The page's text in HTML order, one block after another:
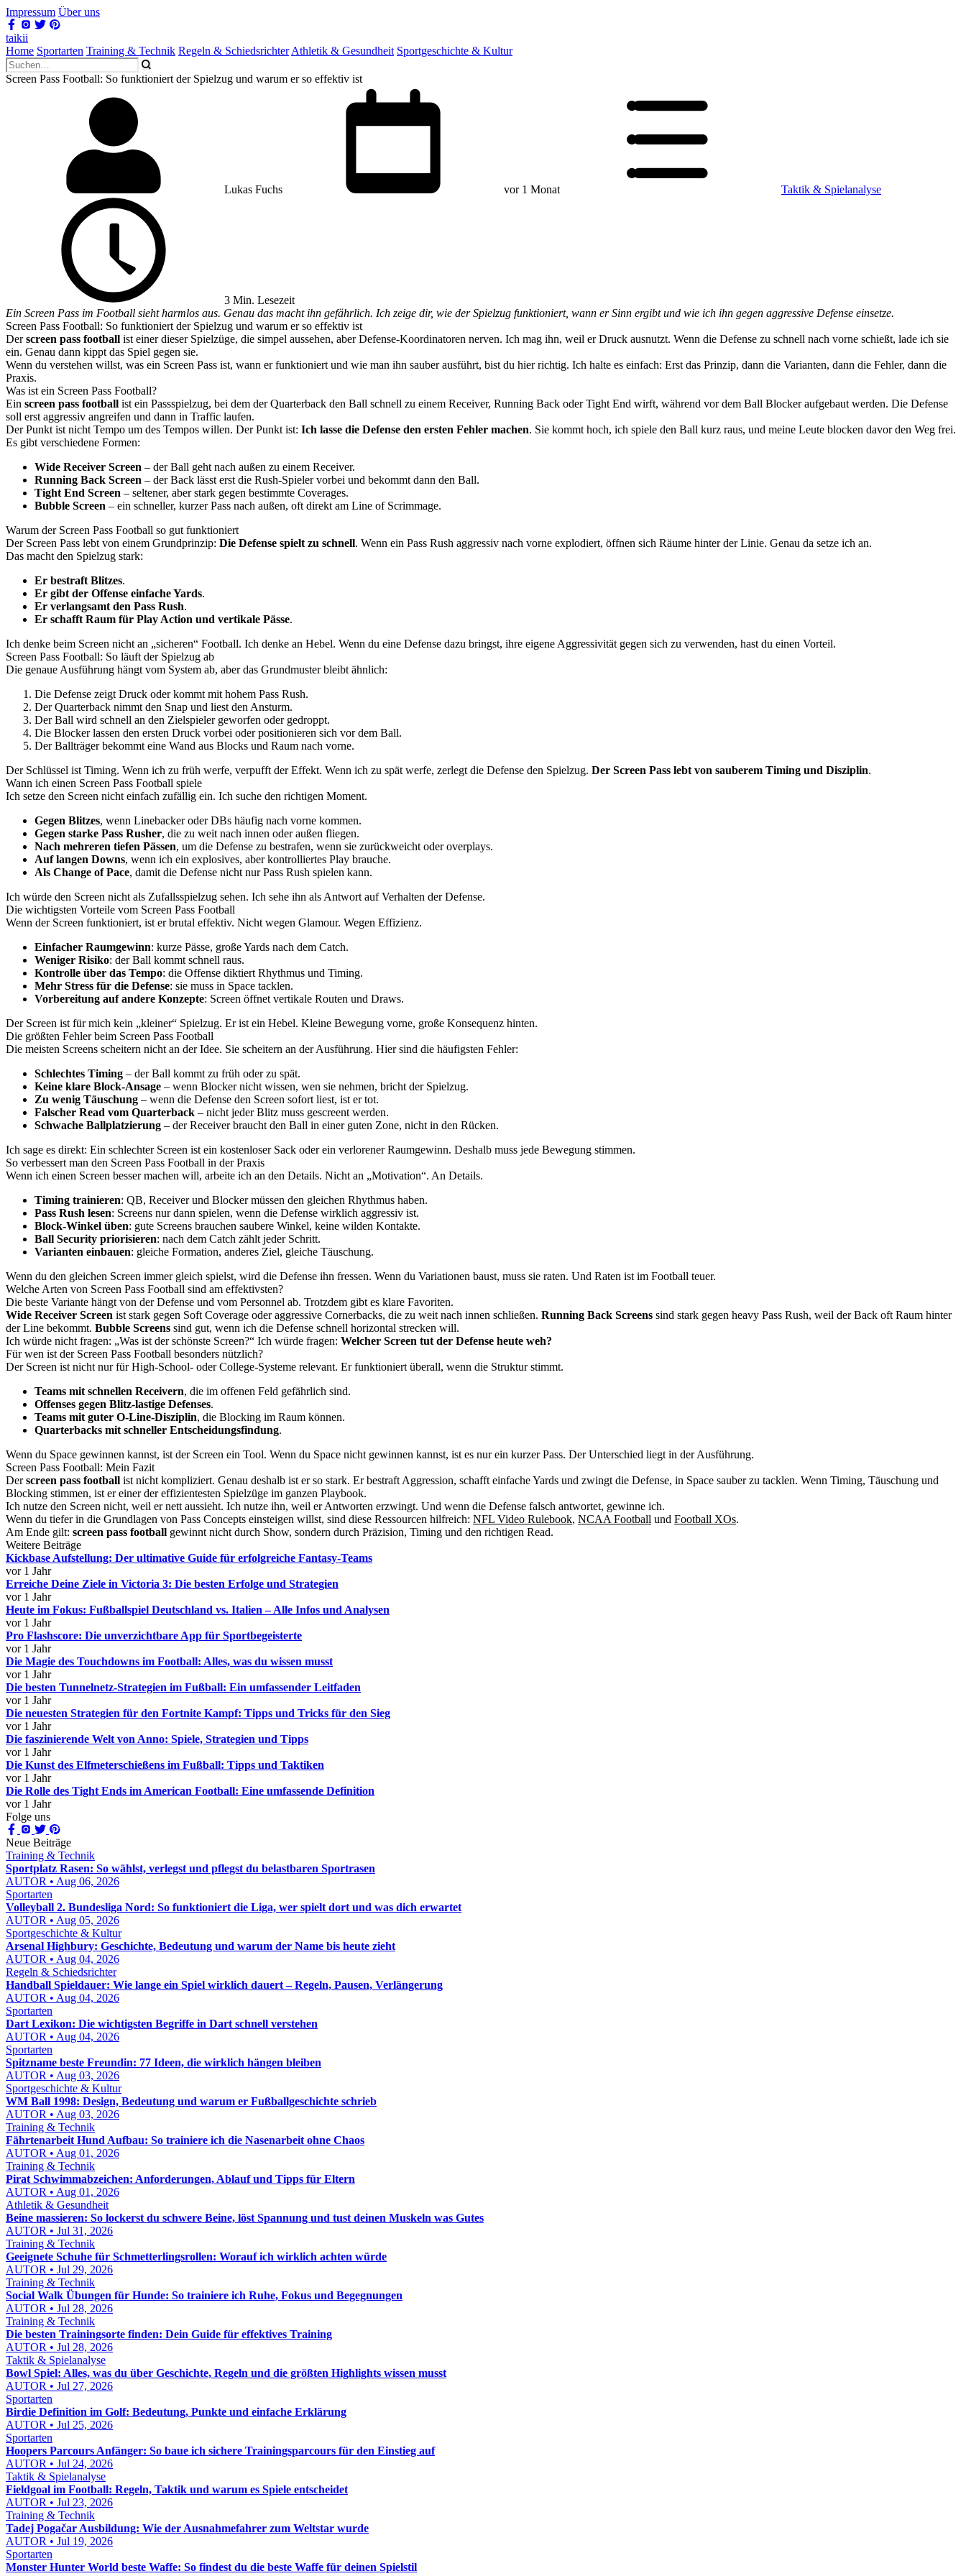
Impressum Über uns
taikii
Home Sportarten Training & Technik Regeln & Schiedsrichter Athletik & Gesundheit Sportgeschichte & Kultur
Screen Pass Football: So funktioniert der Spielzug und warum er so effektiv ist
Lukas Fuchs vor 1 Monat Taktik & Spielanalyse
3 Min. Lesezeit
Ein Screen Pass im Football sieht harmlos aus. Genau das macht ihn gefährlich. Ich zeige dir, wie der Spielzug funktioniert, wann er Sinn ergibt und wie ich ihn gegen aggressive Defense einsetze.
Screen Pass Football: So funktioniert der Spielzug und warum er so effektiv ist
Derscreen pass football ist einer dieser Spielzüge, die simpel aussehen, aber Defense-Koordinatoren nerven. Ich mag ihn, weil er Druck ausnutzt. Wenn die Defense zu schnell nach vorne schießt, lade ich sie
ein. Genau dann kippt das Spiel gegen sie.
Wenn du verstehen willst, was ein Screen Pass ist, wann er funktioniert und wie man ihn sauber ausführt, bist du hier richtig. Ich halte es einfach: Erst das Prinzip, dann die Varianten, dann die Fehler, dann die
Praxis.
Was ist ein Screen Pass Football?
Ein screen pass football ist ein Passspielzug, bei dem der Quarterback den Ball schnell zu einem Receiver, Running Back oder Tight End wirft, während vor dem Ball Blocker aufgebaut werden. Die Defense
soll erst aggressiv angreifen und dann in Traffic laufen.
Der Punkt ist nicht Tempo um des Tempos willen. Der Punkt ist: Ich lasse die Defense den ersten Fehler machen. Sie kommt hoch, ich spiele den Ball kurz raus, und meine Leute blocken davor den Weg frei.
Es gibt verschiedene Formen:
Wide Receiver Screen – der Ball geht nach außen zu einem Receiver.
Running Back Screen – der Back lässt erst die Rush-Spieler vorbei und bekommt dann den Ball.
Tight End Screen – seltener, aber stark gegen bestimmte Coverages.
Bubble Screen – ein schneller, kurzer Pass nach außen, oft direkt am Line of Scrimmage.
Warum der Screen Pass Football so gut funktioniert
Der Screen Pass lebt von einem Grundprinzip: Die Defense spielt zu schnell. Wenn ein Pass Rush aggressiv nach vorne explodiert, öffnen sich Räume hinter der Linie. Genau da setze ich an.
Das macht den Spielzug stark:
Er bestraft Blitzes.
Er gibt der Offense einfache Yards.
Er verlangsamt den Pass Rush.
Er schafft Raum für Play Action und vertikale Pässe.
Ich denke beim Screen nicht an „sicheren“ Football. Ich denke an Hebel. Wenn du eine Defense dazu bringst, ihre eigene Aggressivität gegen sich zu verwenden, hast du einen Vorteil.
Screen Pass Football: So läuft der Spielzug ab
Die genaue Ausführung hängt vom System ab, aber das Grundmuster bleibt ähnlich:
Die Defense zeigt Druck oder kommt mit hohem Pass Rush.
Der Quarterback nimmt den Snap und liest den Ansturm.
Der Ball wird schnell an den Zielspieler geworfen oder gedroppt.
Die Blocker lassen den ersten Druck vorbei oder positionieren sich vor dem Ball.
Der Ballträger bekommt eine Wand aus Blocks und Raum nach vorne.
Der Schlüssel ist Timing. Wenn ich zu früh werfe, verpufft der Effekt. Wenn ich zu spät werfe, zerlegt die Defense den Spielzug. Der Screen Pass lebt von sauberem Timing und Disziplin.
Wann ich einen Screen Pass Football spiele
Ich setze den Screen nicht einfach zufällig ein. Ich suche den richtigen Moment.
Gegen Blitzes, wenn Linebacker oder DBs häufig nach vorne kommen.
Gegen starke Pass Rusher, die zu weit nach innen oder außen fliegen.
Nach mehreren tiefen Pässen, um die Defense zu bestrafen, wenn sie zurückweicht oder overplays.
Auf langen Downs, wenn ich ein explosives, aber kontrolliertes Play brauche.
Als Change of Pace, damit die Defense nicht nur Pass Rush spielen kann.
Ich würde den Screen nicht als Zufallsspielzug sehen. Ich sehe ihn als Antwort auf Verhalten der Defense.
Die wichtigsten Vorteile vom Screen Pass Football
Wenn der Screen funktioniert, ist er brutal effektiv. Nicht wegen Glamour. Wegen Effizienz.
Einfacher Raumgewinn: kurze Pässe, große Yards nach dem Catch.
Weniger Risiko: der Ball kommt schnell raus.
Kontrolle über das Tempo: die Offense diktiert Rhythmus und Timing.
Mehr Stress für die Defense: sie muss in Space tacklen.
Vorbereitung auf andere Konzepte: Screen öffnet vertikale Routen und Draws.
Der Screen ist für mich kein „kleiner“ Spielzug. Er ist ein Hebel. Kleine Bewegung vorne, große Konsequenz hinten.
Die größten Fehler beim Screen Pass Football
Die meisten Screens scheitern nicht an der Idee. Sie scheitern an der Ausführung. Hier sind die häufigsten Fehler:
Schlechtes Timing – der Ball kommt zu früh oder zu spät.
Keine klare Block-Ansage – wenn Blocker nicht wissen, wen sie nehmen, bricht der Spielzug.
Zu wenig Täuschung – wenn die Defense den Screen sofort liest, ist er tot.
Falscher Read vom Quarterback – nicht jeder Blitz muss gescreent werden.
Schwache Ballplatzierung – der Receiver braucht den Ball in einer guten Zone, nicht in den Rücken.
Ich sage es direkt: Ein schlechter Screen ist ein kostenloser Sack oder ein verlorener Raumgewinn. Deshalb muss jede Bewegung stimmen.
So verbessert man den Screen Pass Football in der Praxis
Wenn ich einen Screen besser machen will, arbeite ich an den Details. Nicht an „Motivation“. An Details.
Timing trainieren: QB, Receiver und Blocker müssen den gleichen Rhythmus haben.
Pass Rush lesen: Screens nur dann spielen, wenn die Defense wirklich aggressiv ist.
Block-Winkel üben: gute Screens brauchen saubere Winkel, keine wilden Kontakte.
Ball Security priorisieren: nach dem Catch zählt jeder Schritt.
Varianten einbauen: gleiche Formation, anderes Ziel, gleiche Täuschung.
Wenn du den gleichen Screen immer gleich spielst, wird die Defense ihn fressen. Wenn du Variationen baust, muss sie raten. Und Raten ist im Football teuer.
Welche Arten von Screen Pass Football sind am effektivsten?
Die beste Variante hängt von der Defense und vom Personnel ab. Trotzdem gibt es klare Favoriten.
Wide Receiver Screen ist stark gegen Soft Coverage oder aggressive Cornerbacks, die zu weit nach innen schließen. Running Back Screens sind stark gegen heavy Pass Rush, weil der Back oft Raum hinter
der Line bekommt. Bubble Screens sind gut, wenn ich die Defense schnell horizontal strecken will.
Ich würde nicht fragen: „Was ist der schönste Screen?“ Ich würde fragen: Welcher Screen tut der Defense heute weh?
Für wen ist der Screen Pass Football besonders nützlich?
Der Screen ist nicht nur für High-School- oder College-Systeme relevant. Er funktioniert überall, wenn die Struktur stimmt.
Teams mit schnellen Receivern, die im offenen Feld gefährlich sind.
Offenses gegen Blitz-lastige Defenses.
Teams mit guter O-Line-Disziplin, die Blocking im Raum können.
Quarterbacks mit schneller Entscheidungsfindung.
Wenn du Space gewinnen kannst, ist der Screen ein Tool. Wenn du Space nicht gewinnen kannst, ist es nur ein kurzer Pass. Der Unterschied liegt in der Ausführung.
Screen Pass Football: Mein Fazit
Derscreen pass football ist nicht kompliziert. Genau deshalb ist er so stark. Er bestraft Aggression, schafft einfache Yards und zwingt die Defense, in Space sauber zu tacklen. Wenn Timing, Täuschung und
Blocking stimmen, ist er einer der effizientesten Spielzüge im ganzen Playbook.
Ich nutze den Screen nicht, weil er nett aussieht. Ich nutze ihn, weil er Antworten erzwingt. Und wenn die Defense falsch antwortet, gewinne ich.
Wenn du tiefer in die Grundlagen von Pass Concepts einsteigen willst, sind diese Ressourcen hilfreich: NFL Video Rulebook, NCAA Football und Football XOs.
Am Ende gilt: screen pass football gewinnt nicht durch Show, sondern durch Präzision, Timing und den richtigen Read.
Weitere Beiträge
Kickbase Aufstellung: Der ultimative Guide für erfolgreiche Fantasy-Teams
vor 1 Jahr
Erreiche Deine Ziele in Victoria 3: Die besten Erfolge und Strategien
vor 1 Jahr
Heute im Fokus: Fußballspiel Deutschland vs. Italien – Alle Infos und Analysen
vor 1 Jahr
Pro Flashscore: Die unverzichtbare App für Sportbegeisterte
vor 1 Jahr
Die Magie des Touchdowns im Football: Alles, was du wissen musst
vor 1 Jahr
Die besten Tunnelnetz-Strategien im Fußball: Ein umfassender Leitfaden
vor 1 Jahr
Die neuesten Strategien für den Fortnite Kampf: Tipps und Tricks für den Sieg
vor 1 Jahr
Die faszinierende Welt von Anno: Spiele, Strategien und Tipps
vor 1 Jahr
Die Kunst des Elfmeterschießens im Fußball: Tipps und Taktiken
vor 1 Jahr
Die Rolle des Tight Ends im American Football: Eine umfassende Definition
vor 1 Jahr
Folge uns
Neue Beiträge
Training & Technik
Sportplatz Rasen: So wählst, verlegst und pflegst du belastbaren Sportrasen
AUTOR • Aug 06, 2026
Sportarten
Volleyball 2. Bundesliga Nord: So funktioniert die Liga, wer spielt dort und was dich erwartet
AUTOR • Aug 05, 2026
Sportgeschichte & Kultur
Arsenal Highbury: Geschichte, Bedeutung und warum der Name bis heute zieht
AUTOR • Aug 04, 2026
Regeln & Schiedsrichter
Handball Spieldauer: Wie lange ein Spiel wirklich dauert – Regeln, Pausen, Verlängerung
AUTOR • Aug 04, 2026
Sportarten
Dart Lexikon: Die wichtigsten Begriffe in Dart schnell verstehen
AUTOR • Aug 04, 2026
Sportarten
Spitzname beste Freundin: 77 Ideen, die wirklich hängen bleiben
AUTOR • Aug 03, 2026
Sportgeschichte & Kultur
WM Ball 1998: Design, Bedeutung und warum er Fußballgeschichte schrieb
AUTOR • Aug 03, 2026
Training & Technik
Fährtenarbeit Hund Aufbau: So trainiere ich die Nasenarbeit ohne Chaos
AUTOR • Aug 01, 2026
Training & Technik
Pirat Schwimmabzeichen: Anforderungen, Ablauf und Tipps für Eltern
AUTOR • Aug 01, 2026
Athletik & Gesundheit
Beine massieren: So lockerst du schwere Beine, löst Spannung und tust deinen Muskeln was Gutes
AUTOR • Jul 31, 2026
Training & Technik
Geeignete Schuhe für Schmetterlingsrollen: Worauf ich wirklich achten würde
AUTOR • Jul 29, 2026
Training & Technik
Social Walk Übungen für Hunde: So trainiere ich Ruhe, Fokus und Begegnungen
AUTOR • Jul 28, 2026
Training & Technik
Die besten Trainingsorte finden: Dein Guide für effektives Training
AUTOR • Jul 28, 2026
Taktik & Spielanalyse
Bowl Spiel: Alles, was du über Geschichte, Regeln und die größten Highlights wissen musst
AUTOR • Jul 27, 2026
Sportarten
Birdie Definition im Golf: Bedeutung, Punkte und einfache Erklärung
AUTOR • Jul 25, 2026
Sportarten
Hoopers Parcours Anfänger: So baue ich sichere Trainingsparcours für den Einstieg auf
AUTOR • Jul 24, 2026
Taktik & Spielanalyse
Fieldgoal im Football: Regeln, Taktik und warum es Spiele entscheidet
AUTOR • Jul 23, 2026
Training & Technik
Tadej Pogačar Ausbildung: Wie der Ausnahmefahrer zum Weltstar wurde
AUTOR • Jul 19, 2026
Sportarten
Monster Hunter World beste Waffe: So findest du die beste Waffe für deinen Spielstil